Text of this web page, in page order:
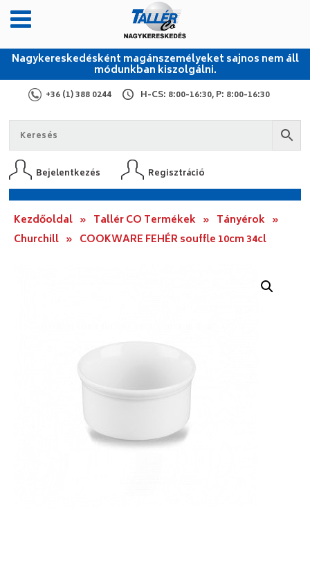
Nagykereskedésként magánszemélyeket sajnos nem áll
módunkban kiszolgálni.
+36 (1) 388 0244 H-CS: 8:00-16:30, P: 8:00-16:30
Bejelentkezés Regisztráció
Kezdőoldal » Tallér CO Termékek » Tányérok »
Churchill » COOKWARE FEHÉR souffle 10cm 34cl